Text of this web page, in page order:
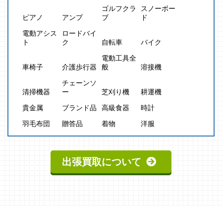
ピアノ アンプ
ゴルフクラ
ブ
スノーボー
ド
電動アシス
ト
ロードバイ
ク
自転車 バイク
車椅子 介護歩行器
電動工具全
般
溶接機
清掃機器
チェーンソ
ー
芝刈り機
耕運機
貴金属
ブランド品 高級食器
時計
羽毛布団
贈答品 着物 洋服
出張買取について